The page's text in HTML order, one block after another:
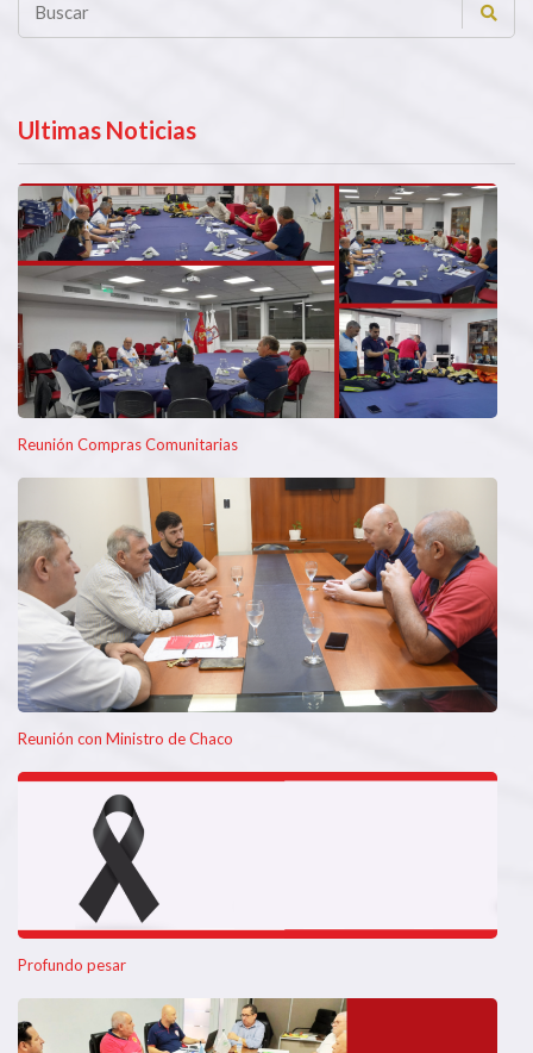
Ultimas Noticias
Reunión Compras Comunitarias
Reunión con Ministro de Chaco
Profundo pesar